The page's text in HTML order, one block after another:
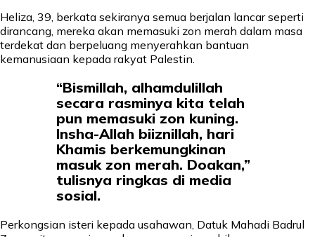
Heliza, 39, berkata sekiranya semua berjalan lancar seperti
dirancang, mereka akan memasuki zon merah dalam masa
terdekat dan berpeluang menyerahkan bantuan
kemanusiaan kepada rakyat Palestin.
“Bismillah, alhamdulillah
secara rasminya kita telah
pun memasuki zon kuning.
Insha-Allah biiznillah, hari
Khamis berkemungkinan
masuk zon merah. Doakan,”
tulisnya ringkas di media
sosial.
Perkongsian isteri kepada usahawan, Datuk Mahadi Badrul